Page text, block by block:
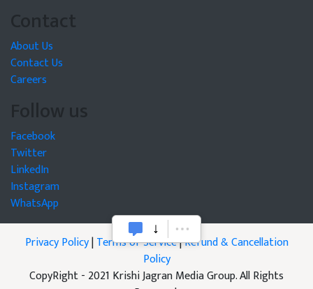
Contact
About Us
Contact Us
Careers
Follow us
Facebook
Twitter
LinkedIn
Instagram
WhatsApp
Privacy Policy|Terms of Service|Refund & Cancellation
Policy
CopyRight - 2021 Krishi Jagran Media Group. All Rights